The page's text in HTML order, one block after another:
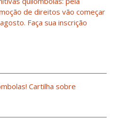
de direitos vão começar
Faça sua inscrição
Cartilha sobre